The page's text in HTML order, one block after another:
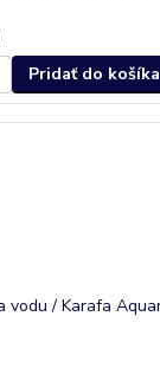
Pridať do košíka